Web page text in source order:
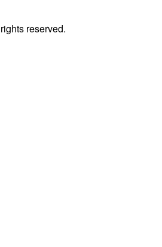
reserved.